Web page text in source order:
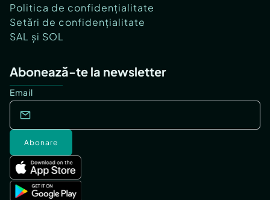
Politica de confidențialitate
Setări de confidențialitate
SAL și SOL
Abonează-te la newsletter
Email
Abonare